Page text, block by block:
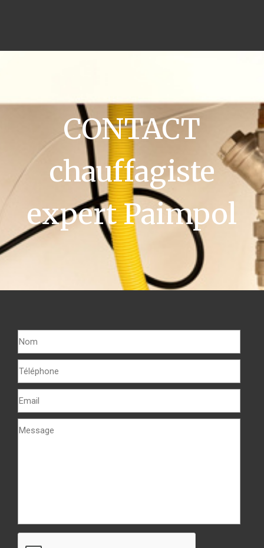
CONTACT
chauffagiste
expert Paimpol